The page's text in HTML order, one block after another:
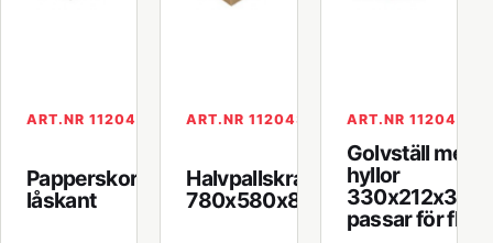
ART.NR 112040
Papperskorg med
låskant
ART.NR 112043
Halvpallskrage
780x580x800mm
ART.NR 112045
Golvställ med 3
hyllor
passar för